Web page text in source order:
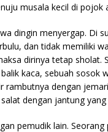
musala kecil di pojok
dingin menyergap. Di
dan tidak memiliki
dirinya tetap
kaca, sebuah sosok
rambutnya dengan
dengan jantung
pemudik lain.